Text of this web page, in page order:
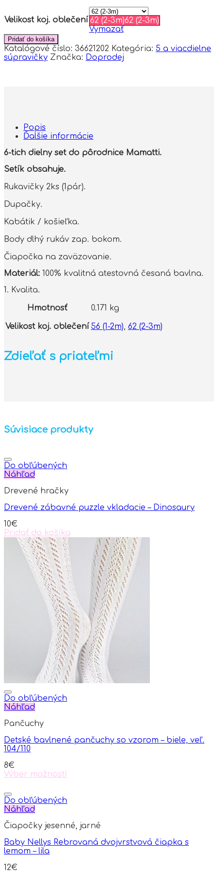
Velikost koj. oblečení 62 (2-3m)62 (2-3m)
Vymazať
Pridať do košíka
Katalógové číslo: 36621202 Kategória: 5 a viacdielne
súpravičky Značka: Doprodej
Popis
Ďalšie informácie
6-tich dielny set do pôrodnice Mamatti.
Setík obsahuje.
Rukavičky 2ks (1pár).
Dupačky.
Kabátik / košieľka.
Body dlhý rukáv zap. bokom.
Čiapočka na zaväzovanie.
Materiál: 100% kvalitná atestovná česaná bavlna.
1. Kvalita.
Hmotnosť 0.171 kg
Velikost koj. oblečení 56 (1-2m), 62 (2-3m)
Zdieľať s priateľmi
Súvisiace produkty
Do obľúbených
Náhľad
Drevené hračky
Drevené zábavné puzzle vkladacie – Dinosaury
10€
Pridať do košíka
Do obľúbených
Náhľad
Pančuchy
Detské bavlnené pančuchy so vzorom – biele, veľ.
104/110
8€
Výber možností
product
has
multiple
The
may
be
on
Do obľúbených
Náhľad
Čiapočky jesenné, jarné
Baby Nellys Rebrovaná dvojvrstvová čiapka s
lemom – lila
12€